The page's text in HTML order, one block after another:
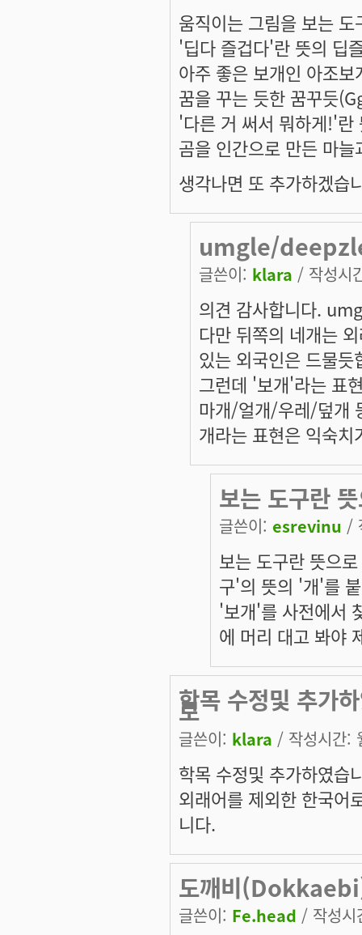
움직이는 그림을 보는
'딥다 즐겁다'란 뜻의 딥
아주 좋은 보개인 아조
꿈을 꾸는 듯한 꿈꾸듯
'다른 거 써서 뭐하게!'
곰을 인간으로 만든 마
생각나면 또 추가하겠습
umgle/deepzle
글쓴이: klara / 작성시
의견 감사합니다.
다만 뒤쪽의 네개는
있는 외국인은 드물듯
그런데 '보개'라는 표
마개/얼개/우레/덮개
개라는 표현은 익숙치
보는 도구란
글쓴이: esrevinu /
보는 도구란 뜻으
구'의 뜻의 '개'를
'보개'를 사전에서
에 머리 대고 봐야
학목 수정및 추가
로
글쓴이: klara / 작성시간:
학목 수정및 추가하였습
외래어를 제외한 한국어
니다.
도깨비
글쓴이: Fe.head / 작성